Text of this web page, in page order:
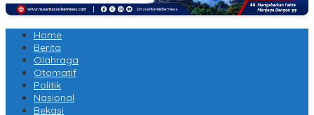
Home
Berita
Olahraga
Otomatif
Politik
Nasional
Bekasi